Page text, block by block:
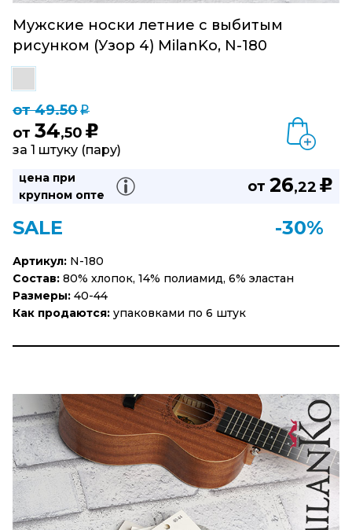
Мужские носки летние с выбитым
рисунком (Узор 4) MilanKo, N-180
от 49.50q
от 34,50 u
за 1 штуку (пару)
цена при
крупном опте
от 26,22 u
SALE -30%
Артикул: N-180
Состав: 80% хлопок, 14% полиамид, 6% эластан
Размеры: 40-44
Как продаются: упаковками по 6 штук